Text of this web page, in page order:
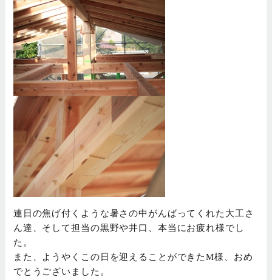
連日の焦げ付くような暑さの中がんばってくれた大工さ
ん達、そして担当の黒野や井口、本当にお疲れ様でし
た。
また、ようやくこの日を迎えることができたM様、おめ
でとうございました。